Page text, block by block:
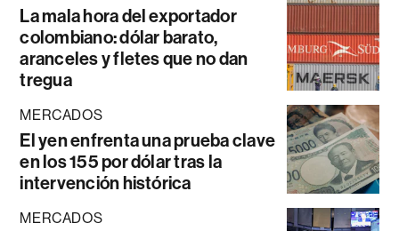
La mala hora del exportador
colombiano: dólar barato,
aranceles y fletes que no dan
tregua
MERCADOS
El yen enfrenta una prueba clave
en los 155 por dólar tras la
intervención histórica
MERCADOS